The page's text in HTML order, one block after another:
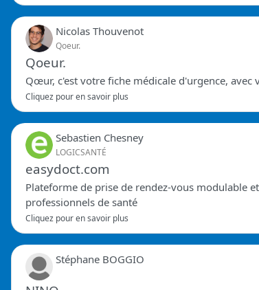
Nicolas Thouvenot
Qoeur.
Qoeur.
Qœur, c'est votre fiche médicale d'urgence, avec
Cliquez pour en savoir plus
Sebastien Chesney
LOGICSANTÉ
easydoct.com
Plateforme de prise de rendez-vous modulable
professionnels de santé
Cliquez pour en savoir plus
Stéphane BOGGIO